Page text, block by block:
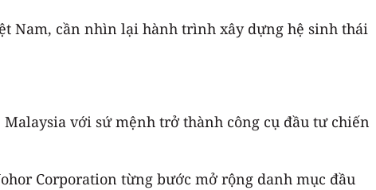
Nam, cần nhìn lại hành trình xây dựng hệ sinh thái
với sứ mệnh trở thành công cụ đầu tư chiến
Corporation từng bước mở rộng danh mục đầu